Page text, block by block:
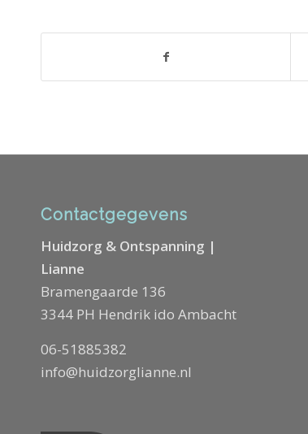
Contactgegevens
Huidzorg & Ontspanning |
Lianne
Bramengaarde 136
3344 PH Hendrik ido Ambacht
06-51885382
info@huidzorglianne.nl